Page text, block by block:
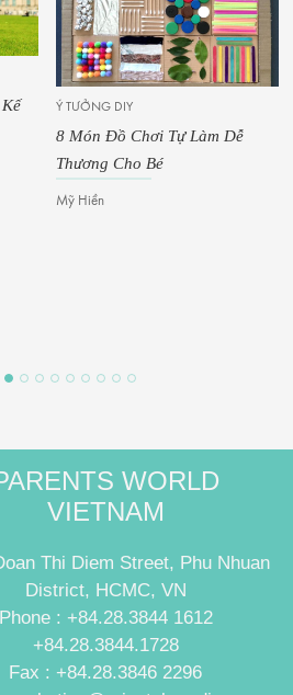
Ý TƯỞNG DIY
8 Món Đồ Chơi Tự Làm Dễ
Thương Cho Bé
Mỹ Hiền
WORLD
VIETNAM
Thi Diem Street, Phu Nhuan
District, HCMC, VN
Phone : +84.28.3844 1612
+84.28.3844.1728
Fax : +84.28.3846 2296